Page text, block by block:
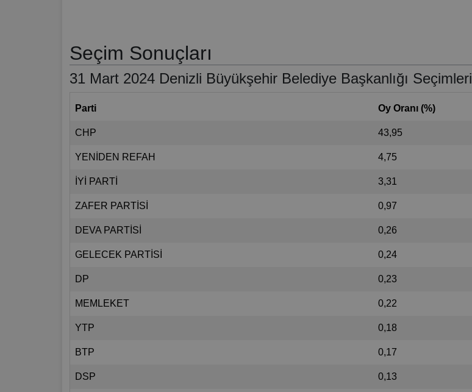
Seçim Sonuçları
31 Mart 2024 Denizli Büyükşehir Belediye Başkanlığı Seçimleri
Parti Oy Oranı (%)
CHP 43,95
YENİDEN REFAH 4,75
İYİ PARTİ 3,31
ZAFER PARTİSİ 0,97
DEVA PARTİSİ 0,26
GELECEK PARTİSİ 0,24
DP 0,23
MEMLEKET 0,22
YTP 0,18
BTP 0,17
DSP 0,13